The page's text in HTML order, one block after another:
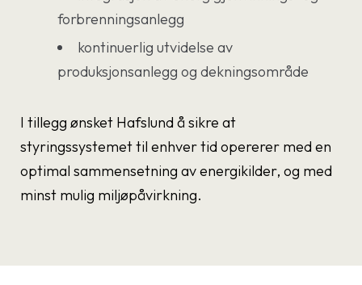
forbrenningsanlegg
kontinuerlig utvidelse av
produksjonsanlegg og dekningsområde
I tillegg ønsket Hafslund å sikre at
styringssystemet til enhver tid opererer med en
optimal sammensetning av energikilder, og med
minst mulig miljøpåvirkning.